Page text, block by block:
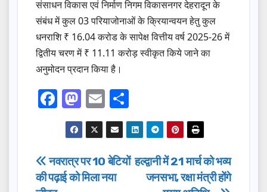
संसाधन विकास एवं निर्माण निगम विकासनगर देहरादून के
संबंध में कुल 03 परियाजोनाओं के क्रियान्वयन हेतु कुल
धनराशि ₹ 16.04 करोड के सापेक्ष वित्तीय वर्ष 2025-26 में
द्वितीय चरण में ₹ 11.11 करोड़ स्वीकृत किये जाने का
अनुमोदन प्रदान किया है।
F
a
c
e
b
M
a
st
o
d
E
m
ail
h
ar
e
Post
हल्द्वानी में 21 मार्च को भव्य
जनसभा, रक्षा मंत्री होंगे
नवरात्र पर 10 बेटियों
की पढ़ाई को मिला नया